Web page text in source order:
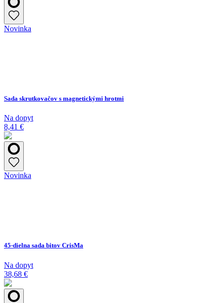
Novinka
Sada skrutkovačov s magnetickými hrotmi
Na dopyt
8,41 €
Novinka
45-dielna sada bitov CrisMa
Na dopyt
38,68 €